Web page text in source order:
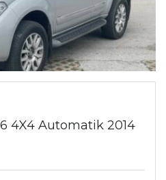
4X4 Automatik 2014